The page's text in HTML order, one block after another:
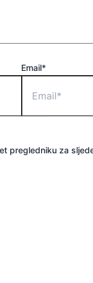
Email*
pregledniku za